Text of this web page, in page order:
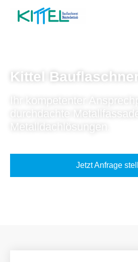
Kittel
Ihr kompetenter
durchdachte
Metalldachlösungen.
Jetzt Anfrage